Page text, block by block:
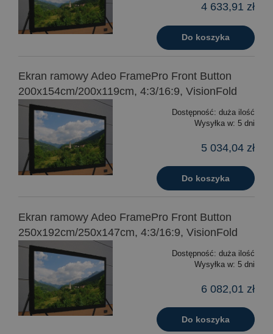
4 633,91 zł
Do koszyka
Ekran ramowy Adeo FramePro Front Button
200x154cm/200x119cm, 4:3/16:9, VisionFold
Dostępność: duża ilość
Wysyłka w: 5 dni
5 034,04 zł
Do koszyka
Ekran ramowy Adeo FramePro Front Button
250x192cm/250x147cm, 4:3/16:9, VisionFold
Dostępność: duża ilość
Wysyłka w: 5 dni
6 082,01 zł
Do koszyka